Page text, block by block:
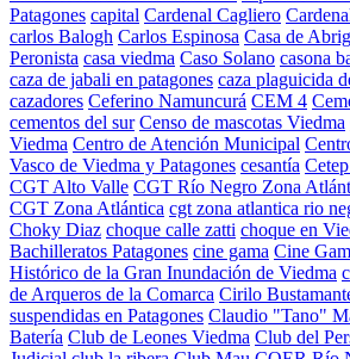
Patagones capital Cardenal Cagliero
carlos Balogh Carlos Espinosa Casa de
Peronista casa viedma Caso Solano casona
caza de jabali en patagones caza plaguicida
cazadores Ceferino Namuncurá CEM 4
cementos del sur Censo de mascotas Viedma
Viedma Centro de Atención Municipal
Vasco de Viedma y Patagones cesantía
CGT Alto Valle CGT Río Negro Zona
CGT Zona Atlántica cgt zona atlantica rio
Choky Diaz choque calle zatti choque en
Bachilleratos Patagones cine gama Cine
Histórico de la Gran Inundación de Viedma
de Arqueros de la Comarca Cirilo
suspendidas en Patagones Claudio "Tano"
Batería Club de Leones Viedma Club del